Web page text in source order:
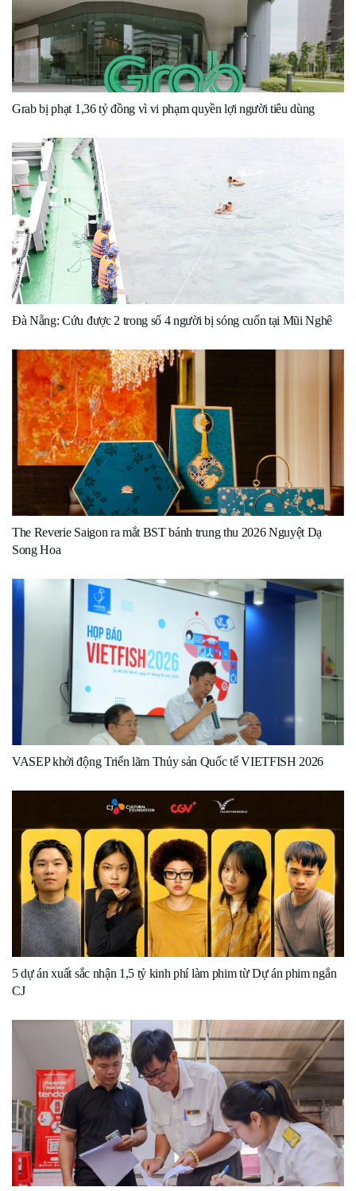
Grab bị phạt 1,36 tỷ đồng vì vi phạm quyền lợi người tiêu dùng
Đà Nẵng: Cứu được 2 trong số 4 người bị sóng cuốn tại Mũi Nghê
The Reverie Saigon ra mắt BST bánh trung thu 2026 Nguyệt Dạ
Song Hoa
VASEP khởi động Triển lãm Thủy sản Quốc tế VIETFISH 2026
5 dự án xuất sắc nhận 1,5 tỷ kinh phí làm phim từ Dự án phim ngắn
CJ